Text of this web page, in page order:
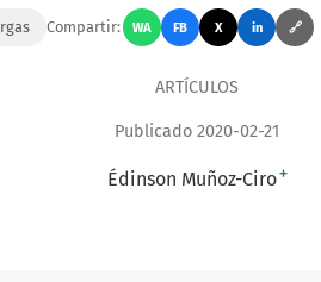
Compartir: WA FB X in 🔗
ARTÍCULOS
Publicado 2020-02-21
Édinson Muñoz-Ciro+